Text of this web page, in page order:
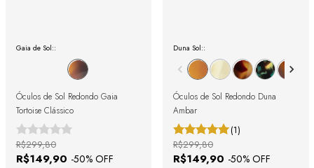
Gaia de Sol::
Óculos de Sol Redondo Gaia
Tortoise Clássico
R$149,90 -50% OFF
R$299,80
Duna Sol::
Óculos de Sol Redondo Duna
Ambar
(1)
R$149,90 -50% OFF
R$299,80